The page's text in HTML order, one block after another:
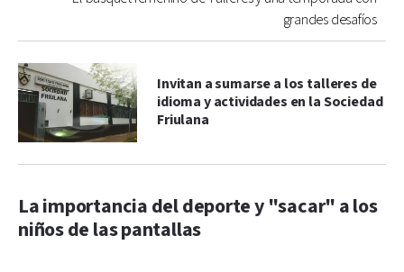
grandes desafíos
Invitan a sumarse a los talleres de
idioma y actividades en la Sociedad
Friulana
La importancia del deporte y "sacar" a los
niños de las pantallas